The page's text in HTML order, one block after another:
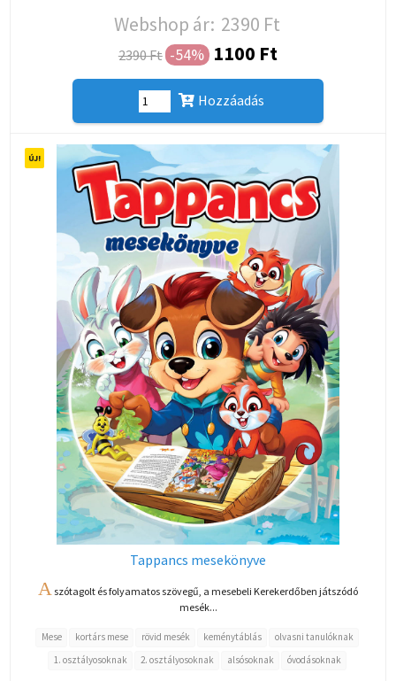
Webshop ár: 2390 Ft
2390 Ft -54% 1100 Ft
Hozzáadás
Tappancs mesekönyve
A szótagolt és folyamatos szövegű, a mesebeli Kerekerdőben játszódó
mesék...
Mese kortárs mese rövid mesék keménytáblás
olvasni tanulóknak
1. osztályosoknak
2. osztályosoknak alsósoknak óvodásoknak